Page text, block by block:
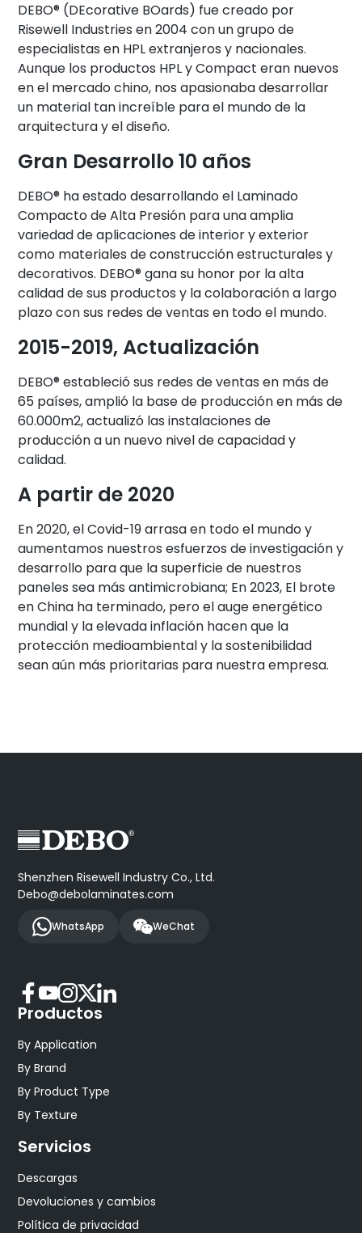
DEBO® (DEcorative BOards) fue creado por
Risewell Industries en 2004 con un grupo de
especialistas en HPL extranjeros y nacionales.
Aunque los productos HPL y Compact eran nuevos
en el mercado chino, nos apasionaba desarrollar
un material tan increíble para el mundo de la
arquitectura y el diseño.
Gran Desarrollo 10 años
DEBO® ha estado desarrollando el Laminado
Compacto de Alta Presión para una amplia
variedad de aplicaciones de interior y exterior
como materiales de construcción estructurales y
decorativos. DEBO® gana su honor por la alta
calidad de sus productos y la colaboración a largo
plazo con sus redes de ventas en todo el mundo.
2015-2019, Actualización
DEBO® estableció sus redes de ventas en más de
65 países, amplió la base de producción en más de
60.000m2, actualizó las instalaciones de
producción a un nuevo nivel de capacidad y
calidad.
A partir de 2020
En 2020, el Covid-19 arrasa en todo el mundo y
aumentamos nuestros esfuerzos de investigación y
desarrollo para que la superficie de nuestros
paneles sea más antimicrobiana; En 2023, El brote
en China ha terminado, pero el auge energético
mundial y la elevada inflación hacen que la
protección medioambiental y la sostenibilidad
sean aún más prioritarias para nuestra empresa.
Shenzhen Risewell Industry Co., Ltd.
Debo@debolaminates.com
WhatsApp WeChat
Productos
By Application
By Brand
By Product Type
By Texture
Servicios
Descargas
Devoluciones y cambios
Política de privacidad